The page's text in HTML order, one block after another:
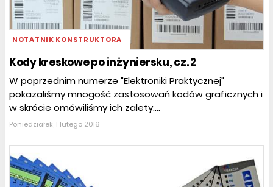
NOTATNIK KONSTRUKTORA
Kody kreskowe po inżyniersku, cz. 2
W poprzednim numerze "Elektroniki Praktycznej"
pokazaliśmy mnogość zastosowań kodów graficznych i
w skrócie omówiliśmy ich zalety....
Poniedziałek, 1 lutego 2016